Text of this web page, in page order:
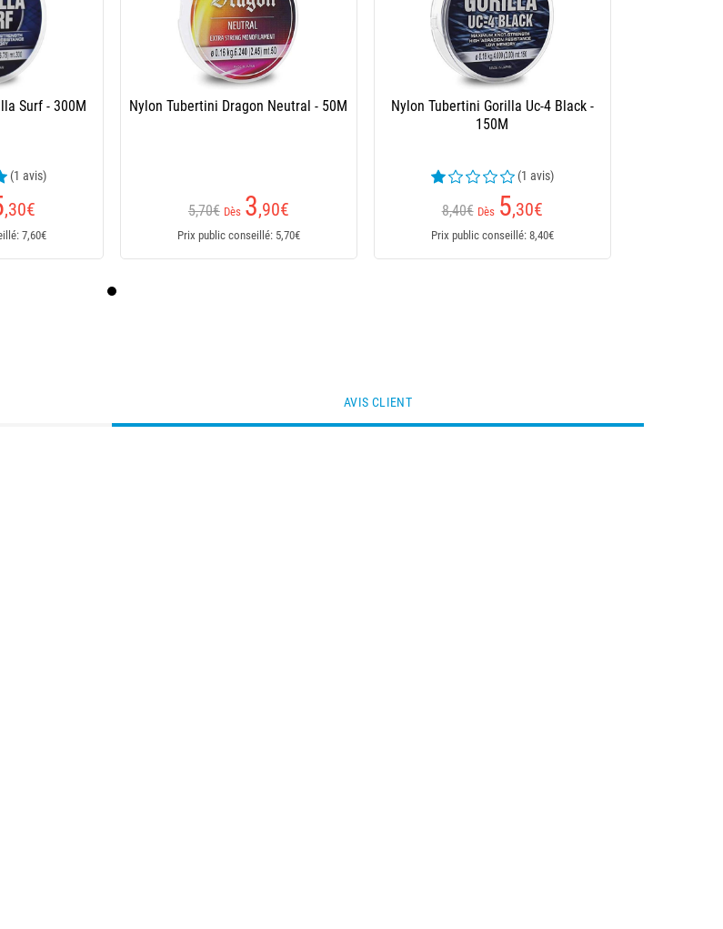
Surf - 300M
(1 avis)
,30€
7,60€
Nylon Tubertini Dragon Neutral - 50M
5,70€ Dès 3,90€
Prix public conseillé: 5,70€
Nylon Tubertini Gorilla Uc-4 Black -
150M
(1 avis)
8,40€ Dès 5,30€
Prix public conseillé: 8,40€
AVIS CLIENT